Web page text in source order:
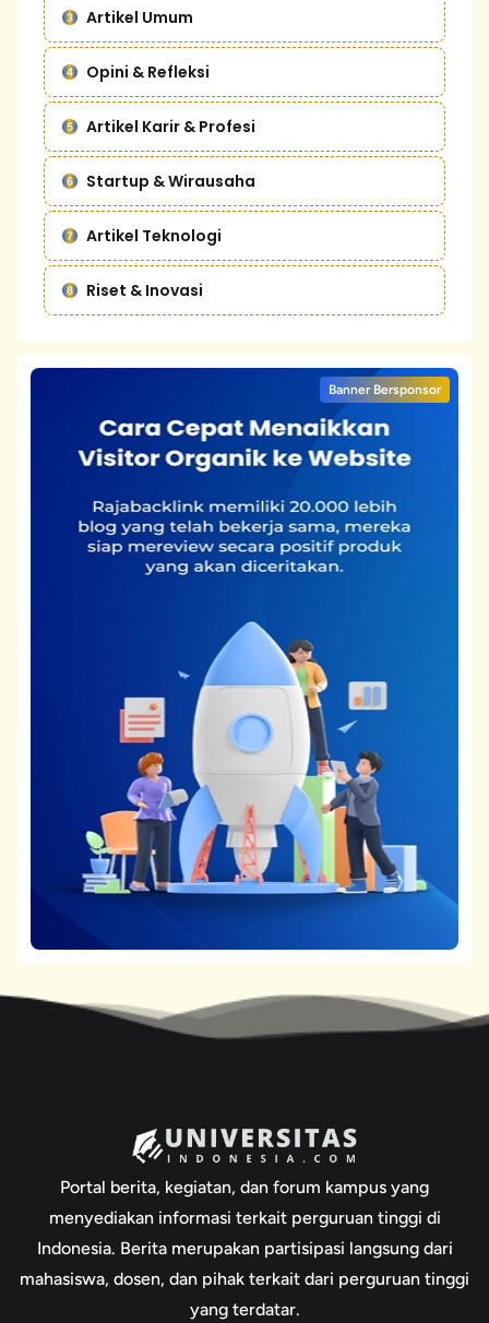
Artikel Umum
Opini & Refleksi
Artikel Karir & Profesi
Startup & Wirausaha
Artikel Teknologi
Riset & Inovasi
Banner Bersponsor
Portal berita, kegiatan, dan forum kampus yang
menyediakan informasi terkait perguruan tinggi di
Indonesia. Berita merupakan partisipasi langsung dari
mahasiswa, dosen, dan pihak terkait dari perguruan tinggi
yang terdatar.